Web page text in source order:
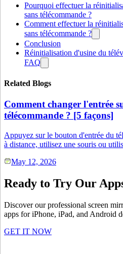
Pourquoi effectuer la
sans télécommande ?
Comment effectuer la
sans télécommande ?
Conclusion
Réinitialisation d'usine du
FAQ
Related Blogs
Comment changer l'entrée
télécommande ? [5 façons]
Appuyez sur le bouton d'entrée du
à distance, utilisez une souris ou
May 12, 2026
Ready to Try Our
Discover our professional screen
apps for iPhone, iPad, and Android
GET IT NOW